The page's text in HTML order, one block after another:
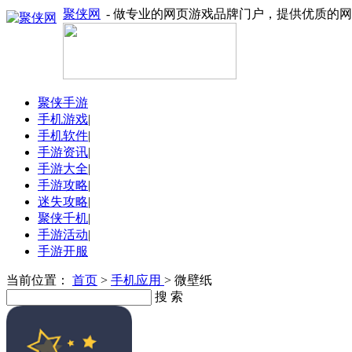
聚侠网 - 做专业的网页游戏品牌门户，提供优质的
聚侠手游
手机游戏|
手机软件|
手游资讯|
手游大全|
手游攻略|
迷失攻略|
聚侠千机|
手游活动|
手游开服
当前位置： 首页 > 手机应用 > 微壁纸
搜 索